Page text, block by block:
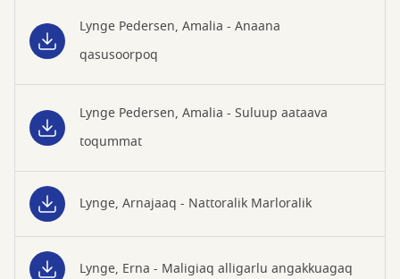
Lynge Pedersen, Amalia - Anaana
qasusoorpoq
Lynge Pedersen, Amalia - Suluup aataava
toqummat
Lynge, Arnajaaq - Nattoralik Marloralik
Lynge, Erna - Maligiaq alligarlu angakkuagaq